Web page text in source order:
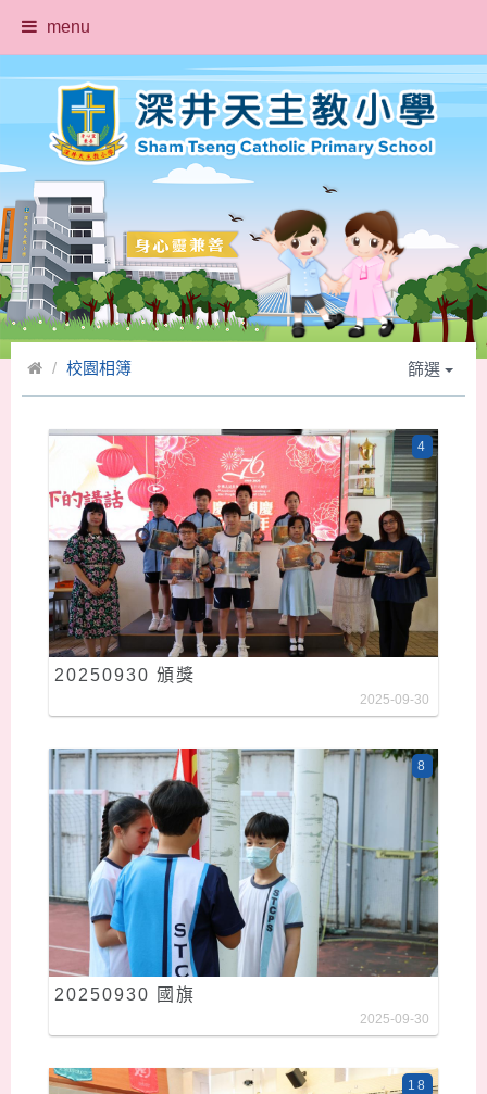
menu
校園相簿 篩選
20250930 頒獎
4
2025-09-30
20250930 國旗
8
2025-09-30
18